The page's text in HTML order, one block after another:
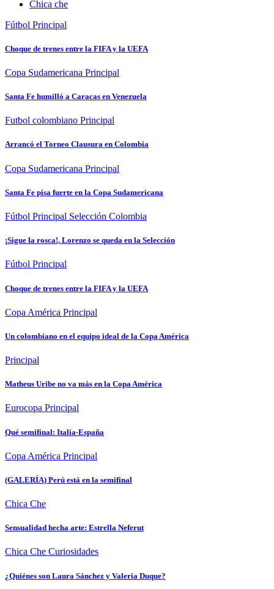
Chica che
Fútbol Principal
Choque de trenes entre la FIFA y la UEFA
Copa Sudamericana Principal
Santa Fe humilló a Caracas en Venezuela
Futbol colombiano Principal
Arrancó el Torneo Clausura en Colombia
Copa Sudamericana Principal
Santa Fe pisa fuerte en la Copa Sudamericana
Fútbol Principal Selección Colombia
¡Sigue la rosca!, Lorenzo se queda en la Selección
Fútbol Principal
Choque de trenes entre la FIFA y la UEFA
Copa América Principal
Un colombiano en el equipo ideal de la Copa América
Principal
Matheus Uribe no va más en la Copa América
Eurocopa Principal
Qué semifinal: Italia-España
Copa América Principal
(GALERÍA) Perú está en la semifinal
Chica Che
Sensualidad hecha arte: Estrella Neferut
Chica Che Curiosidades
¿Quiénes son Laura Sánchez y Valeria Duque?